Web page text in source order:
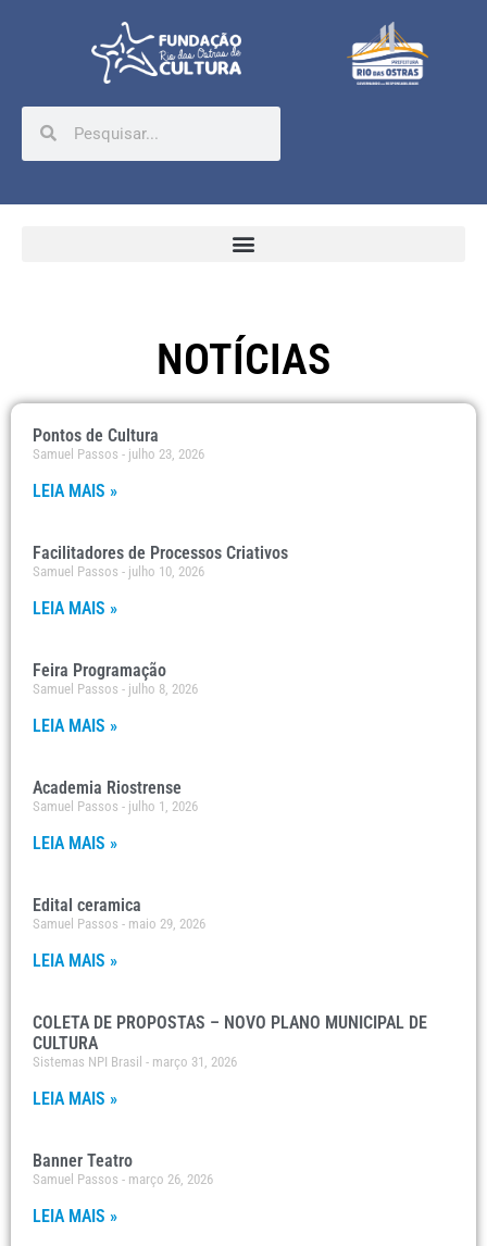
NOTÍCIAS
Pontos de Cultura
Samuel Passos julho 23, 2026
LEIA MAIS »
Facilitadores de Processos Criativos
Samuel Passos julho 10, 2026
LEIA MAIS »
Feira Programação
Samuel Passos julho 8, 2026
LEIA MAIS »
Academia Riostrense
Samuel Passos julho 1, 2026
LEIA MAIS »
Edital ceramica
Samuel Passos maio 29, 2026
LEIA MAIS »
COLETA DE PROPOSTAS – NOVO PLANO MUNICIPAL DE
CULTURA
Sistemas NPI Brasil março 31, 2026
LEIA MAIS »
Banner Teatro
Samuel Passos março 26, 2026
LEIA MAIS »